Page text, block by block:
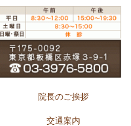
院長のご挨拶
交通案内